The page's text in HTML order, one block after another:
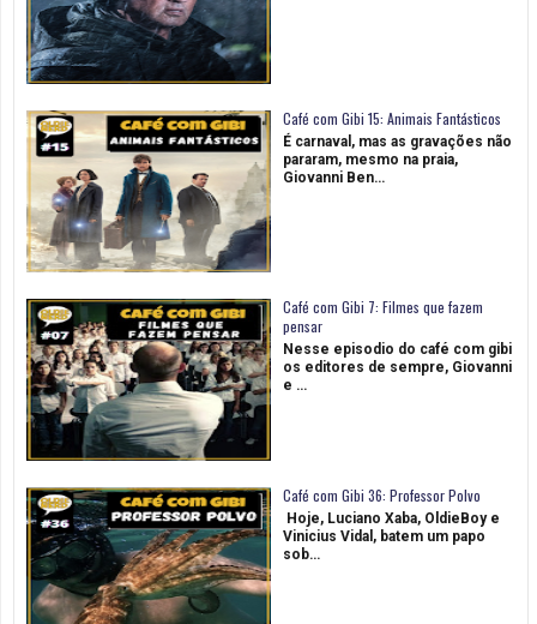
Café com Gibi 15: Animais Fantásticos
É carnaval, mas as gravações não
pararam, mesmo na praia,
Giovanni Ben…
Café com Gibi 7: Filmes que fazem
pensar
Nesse episodio do café com gibi
os editores de sempre, Giovanni
e …
Café com Gibi 36: Professor Polvo
Hoje, Luciano Xaba, OldieBoy e
Vinicius Vidal, batem um papo
sob…